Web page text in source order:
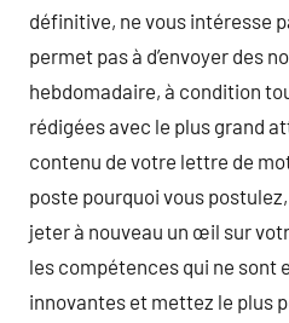
définitive, ne vous intéresse
permet pas à d’envoyer des
hebdomadaire, à condition
rédigées avec le plus grand
contenu de votre lettre de
poste pourquoi vous
jeter à nouveau un œil sur
les compétences qui ne sont
innovantes et mettez le plus